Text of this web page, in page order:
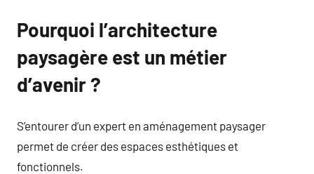
Pourquoi l’architecture
paysagère est un métier
d’avenir ?
S’entourer d’un expert en aménagement paysager
permet de créer des espaces esthétiques et
fonctionnels.